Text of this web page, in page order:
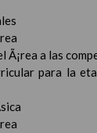
Ã¡rea a las
para la